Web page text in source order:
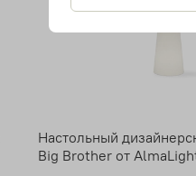
Настольный
Big Brother от